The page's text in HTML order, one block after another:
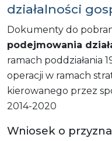
działalności
Dokumenty do
podejmowania
ramach poddziałania
operacji w ramach
kierowanego przez
2014-2020
Wniosek o